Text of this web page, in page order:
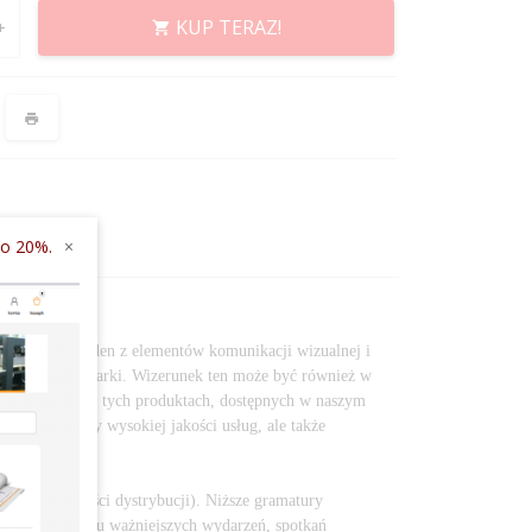
KUP TERAZ!
To jeden z elementów komunikacji wizualnej i
wizerunek marki. Wizerunek ten może być również w
wszystkich tych produktach, dostępnych w naszym
od strony wysokiej jakości usług, ale także
i wielkości dystrybucji). Niższe gramatury
w przypadku ważniejszych wydarzeń, spotkań
×
20%.